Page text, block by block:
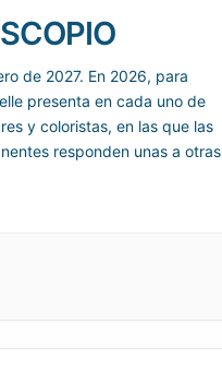
de 2027. En 2026, para
presenta en cada uno de
y coloristas, en las que las
responden unas a otras